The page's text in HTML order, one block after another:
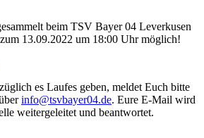
beim TSV Bayer 04 Leverkusen
13.09.2022 um 18:00 Uhr möglich!
es Laufes geben, meldet Euch bitte
info@tsvbayer04.de. Eure E-Mail wird
weitergeleitet und beantwortet.